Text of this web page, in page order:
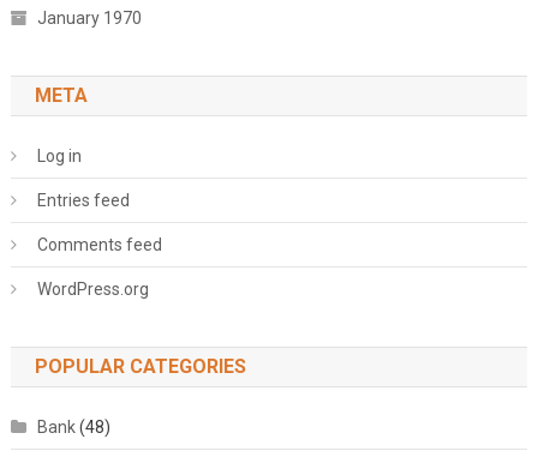
January 1970
META
Log in
Entries feed
Comments feed
WordPress.org
POPULAR CATEGORIES
Bank(48)